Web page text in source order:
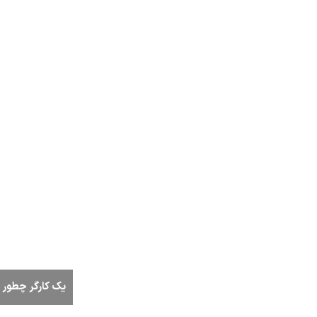
یک کارگر